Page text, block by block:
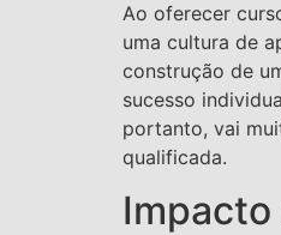
Ao oferecer
uma cultura de
construção de
sucesso
portanto, vai
qualificada.